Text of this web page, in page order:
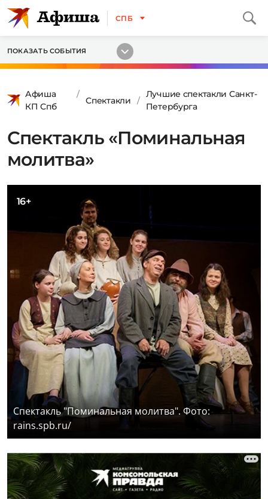
СПБ
ПОКАЗАТЬ СОБЫТИЯ
Афиша
КП Спб
Спектакли
Лучшие спектакли Санкт-
Петербурга
Спектакль «Поминальная
молитва»
16+
Спектакль "Поминальная молитва". Фото:
rains.spb.ru/